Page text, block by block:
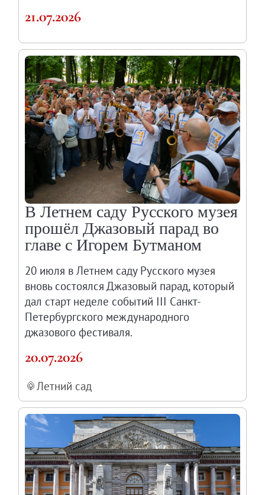
21.07.2026
В Летнем саду Русского музея
прошёл Джазовый парад во
главе с Игорем Бутманом
20 июля в Летнем саду Русского музея
вновь состоялся Джазовый парад, который
дал старт неделе событий III Санкт-
Петербургского международного
джазового фестиваля.
20.07.2026
Летний сад